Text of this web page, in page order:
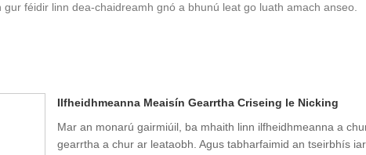
féidir linn dea-chaidreamh gnó a bhunú leat go luath amach anseo.
Ilfheidhmeanna Meaisín Gearrtha Criseing le Nicking
Mar an monarú gairmiúil, ba mhaith linn ilfheidhmeanna a
gearrtha a chur ar leataobh. Agus tabharfaimid an tseirbhís